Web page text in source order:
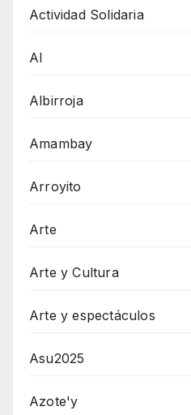
Actividad Solidaria
AI
Albirroja
Amambay
Arroyito
Arte
Arte y Cultura
Arte y espectáculos
Asu2025
Azote'y